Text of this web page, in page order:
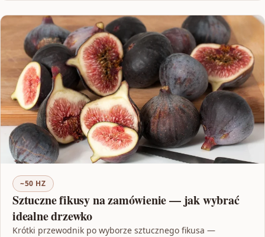
~50 HZ
Sztuczne fikusy na zamówienie — jak wybrać
idealne drzewko
Krótki przewodnik po wyborze sztucznego fikusa —